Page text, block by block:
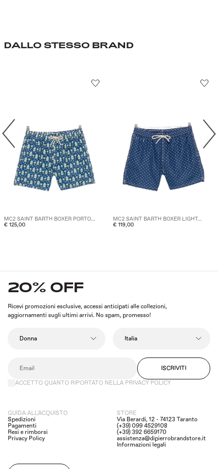
DALLO STESSO BRAND
MC2 SAINT BARTH BOXER PORTO...
€ 125,00
MC2 SAINT BARTH BOXER LIGHT...
€ 119,00
20% OFF
Ricevi promozioni esclusive, accessi anticipati alle collezioni,
aggiornamenti sugli ultimi arrivi. No spam, promesso!
ISCRIVITI
ACCETTO QUANTO RIPORTATO NELLA PRIVACY POLICY
GUIDA ALL'ACQUISTO
Spedizioni
Pagamenti
Resi e rimborsi
Privacy Policy
STORE
Via Berardi, 12 - 74123 Taranto
(+39) 099 4529108
(+39) 392 6659170
assistenza@dipierrobrandstore.it
Informazioni legali